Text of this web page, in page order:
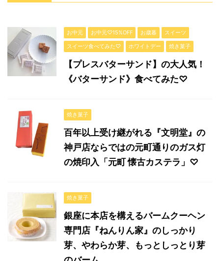
お中元 お中元♡15%OFF お歳暮
スイーツ
スイーツ食べてみた♡
ホワイトデー 焼き菓子
【プレスバターサンド】の大人気！
《バターサンド》食べてみた♡
焼き菓子
百年以上受け継がれる『文明堂』の
神戸店ならではの元町通りのガス灯
の焼印入「元町 懐古カステラ」♡
焼き菓子
銀座に本店を構えるバームクーヘン
専門店『ねんりん家』のしっかり
芽、やわらか芽、もっとしっとり芽